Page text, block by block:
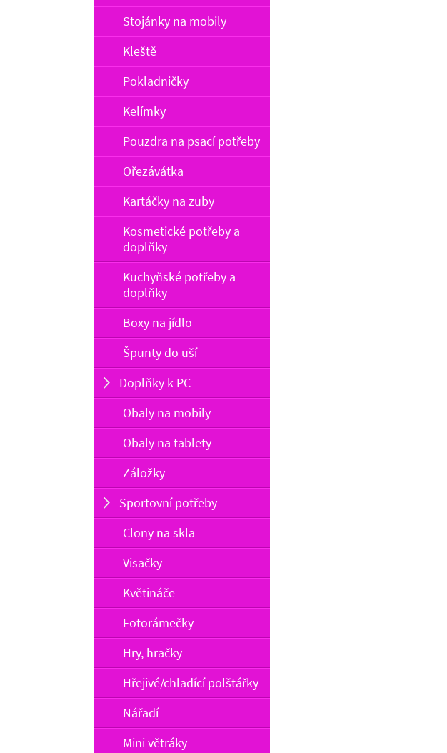
Stojánky na mobily
Kleště
Pokladničky
Kelímky
Pouzdra na psací potřeby
Ořezávátka
Kartáčky na zuby
Kosmetické potřeby a
doplňky
Kuchyňské potřeby a
doplňky
Boxy na jídlo
Špunty do uší
Doplňky k PC
Obaly na mobily
Obaly na tablety
Záložky
Sportovní potřeby
Clony na skla
Visačky
Květináče
Fotorámečky
Hry, hračky
Hřejivé/chladící polštářky
Nářadí
Mini větráky